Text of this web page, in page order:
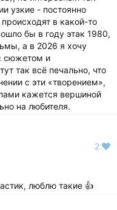
узкие - постоянно
в какой-то
бы в году этак 1980,
а в 2026 я хочу
сюжетом и
так всё печально, что
с эти «творением»,
кажется вершиной
на любителя.
2
люблю такие 👍